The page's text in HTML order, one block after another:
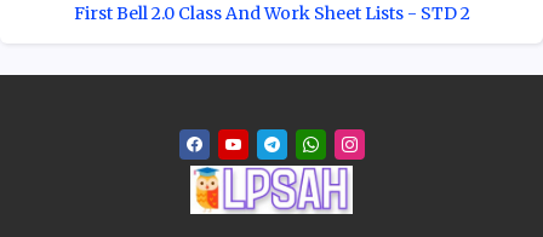
First Bell 2.0 Class And Work Sheet Lists - STD 2